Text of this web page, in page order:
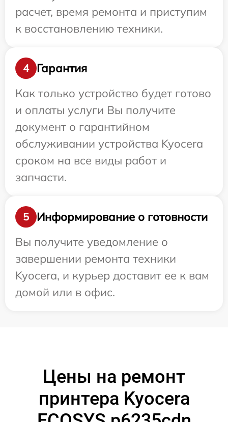
расчет, время ремонта и приступим
к восстановлению техники.
4
Гарантия
Как только устройство будет готово
и оплаты услуги Вы получите
документ о гарантийном
обслуживании устройства Kyocera
сроком на все виды работ и
запчасти.
5
Информирование о готовности
Вы получите уведомление о
завершении ремонта техники
Kyocera, и курьер доставит ее к вам
домой или в офис.
Цены на ремонт
принтера Kyocera